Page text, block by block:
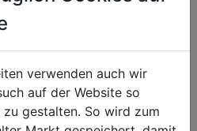
verwenden auch wir
auf der Website so
gestalten. So wird zum